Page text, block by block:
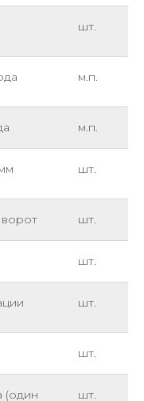
шт.
м.п.
м.п.
шт.
шт.
шт.
шт.
шт.
(один шт.